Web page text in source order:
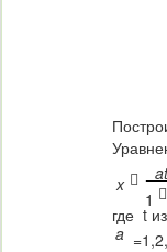
1
at
x 

где t
a